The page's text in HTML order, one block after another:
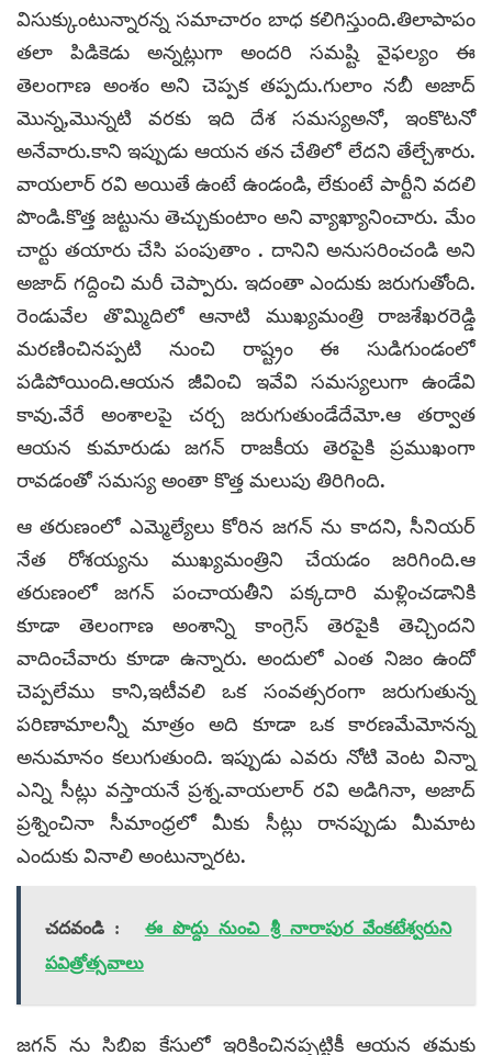
విసుక్కుంటున్నారన్న సమాచారం బాధ కలిగిస్తుంది.తిలాపాపం
తలా పిడికెడు అన్నట్లుగా అందరి సమష్టి వైఫల్యం ఈ
తెలంగాణ అంశం అని చెప్పక తప్పదు.గులాం నబీ అజాద్
మొన్న,మొన్నటి వరకు ఇది దేశ సమస్యఅనో, ఇంకొటనో
అనేవారు.కాని ఇప్పుడు ఆయన తన చేతిలో లేదని తేల్చేశారు.
వాయలార్ రవి అయితే ఉంటే ఉండండి, లేకుంటే పార్టీని వదలి
పొండి.కొత్త జట్టును తెచ్చుకుంటాం అని వ్యాఖ్యానించారు. మేం
చార్టు తయారు చేసి పంపుతాం . దానిని అనుసరించండి అని
అజాద్ గద్దించి మరీ చెప్పారు. ఇదంతా ఎందుకు జరుగుతోంది.
రెండువేల తొమ్మిదిలో ఆనాటి ముఖ్యమంత్రి రాజశేఖరరెడ్డి
మరణించినప్పటి నుంచి రాష్ట్రం ఈ సుడిగుండంలో
పడిపోయింది.ఆయన జీవించి ఇవేవి సమస్యలుగా ఉండేవి
కావు.వేరే అంశాలపై చర్చ జరుగుతుండేదేమో.ఆ తర్వాత
ఆయన కుమారుడు జగన్ రాజకీయ తెరపైకి ప్రముఖంగా
రావడంతో సమస్య అంతా కొత్త మలుపు తిరిగింది.
ఆ తరుణంలో ఎమ్మెల్యేలు కోరిన జగన్ ను కాదని, సీనియర్
నేత రోశయ్యను ముఖ్యమంత్రిని చేయడం జరిగింది.ఆ
తరుణంలో జగన్ పంచాయతీని పక్కదారి మళ్లించడానికి
కూడా తెలంగాణ అంశాన్ని కాంగ్రెస్ తెరపైకి తెచ్చిందని
వాదించేవారు కూడా ఉన్నారు. అందులో ఎంత నిజం ఉందో
చెప్పలేము కాని,ఇటీవలి ఒక సంవత్సరంగా జరుగుతున్న
పరిణామాలన్నీ మాత్రం అది కూడా ఒక కారణమేమోనన్న
అనుమానం కలుగుతుంది. ఇప్పుడు ఎవరు నోటి వెంట విన్నా
ఎన్ని సీట్లు వస్తాయనే ప్రశ్న.వాయలార్ రవి అడిగినా, అజాద్
ప్రశ్నించినా సీమాంధ్రలో మీకు సీట్లు రానప్పుడు మీమాట
ఎందుకు వినాలి అంటున్నారట.
చదవండి :
ఈ పొద్దు నుంచి శ్రీ నారాపుర వేంకటేశ్వరుని
పవిత్రోత్సవాలు
జగన్ ను సిబిఐ కేసులో ఇరికించినప్పట్టికీ ఆయన తమకు